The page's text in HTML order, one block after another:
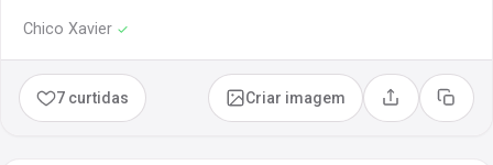
Chico Xavier ✓
7 curtidas Criar imagem Compartilhar
Copiar